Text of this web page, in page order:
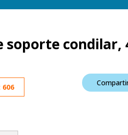
soporte condilar,
606